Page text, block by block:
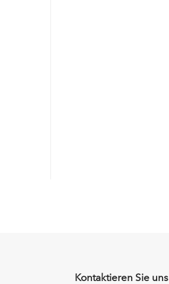
Kontaktieren Sie uns